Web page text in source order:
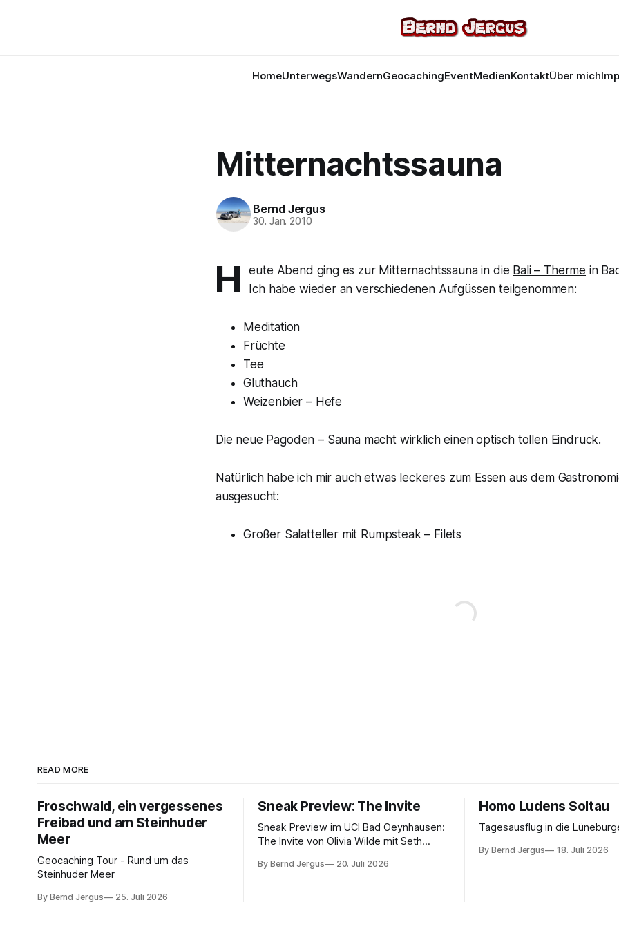
HomeUnterwegsWandernGeocachingEventMedienKontaktÜber mich
Mitternachtssauna
Bernd Jergus
30. Jan. 2010
H eute Abend ging es zur Mitternachtssauna in die Bali – Therme in
Ich habe wieder an verschiedenen Aufgüssen teilgenommen:
Meditation
Früchte
Tee
Gluthauch
Weizenbier – Hefe
Die neue Pagoden – Sauna macht wirklich einen optisch tollen Eindruck.
Natürlich habe ich mir auch etwas leckeres zum Essen aus dem
ausgesucht:
Großer Salatteller mit Rumpsteak – Filets
READ MORE
Froschwald, ein vergessenes
Freibad und am Steinhuder
Meer
Geocaching Tour - Rund um das
Steinhuder Meer
By Bernd Jergus 25. Juli 2026
Sneak Preview: The Invite
Sneak Preview im UCI Bad Oeynhausen:
The Invite von Olivia Wilde mit Seth
Norton. Kammerspiel, Sex-Comedy, 8,5
By Bernd Jergus 20. Juli 2026
Homo Ludens Soltau
Tagesausflug in die
By Bernd Jergus 18. Juli 2026